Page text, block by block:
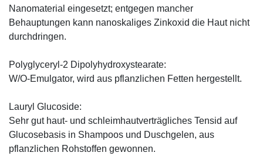
Nanomaterial eingesetzt; entgegen mancher
Behauptungen kann nanoskaliges Zinkoxid die Haut nicht
durchdringen.
Polyglyceryl-2 Dipolyhydroxystearate:
W/O-Emulgator, wird aus pflanzlichen Fetten hergestellt.
Lauryl Glucoside:
Sehr gut haut- und schleimhautverträgliches Tensid auf
Glucosebasis in Shampoos und Duschgelen, aus
pflanzlichen Rohstoffen gewonnen.